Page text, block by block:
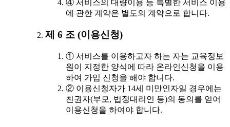
④ 서비스의 대량이용 등 특별한 서비스 이용
에 관한 계약은 별도의 계약으로 합니다.
제 6 조 (이용신청)
① 서비스를 이용하고자 하는 자는 교육정보
원이 지정한 양식에 따라 온라인신청을 이용
하여 가입 신청을 해야 합니다.
② 이용신청자가 14세 미만인자일 경우에는
친권자(부모, 법정대리인 등)의 동의를 얻어
이용신청을 하여야 합니다.